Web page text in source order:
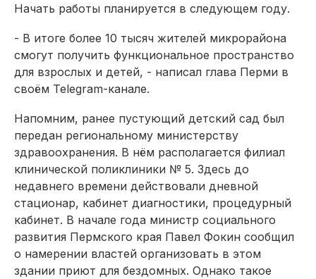
Начать работы планируется в следующем году.
- В итоге более 10 тысяч жителей микрорайона
смогут получить функциональное пространство
для взрослых и детей, - написал глава Перми в
своём Telegram-канале.
Напомним, ранее пустующий детский сад был
передан региональному министерству
здравоохранения. В нём располагается филиал
клинической поликлиники № 5. Здесь до
недавнего времени действовали дневной
стационар, кабинет диагностики, процедурный
кабинет. В начале года министр социального
развития Пермского края Павел Фокин сообщил
о намерении властей организовать в этом
здании приют для бездомных. Однако такое